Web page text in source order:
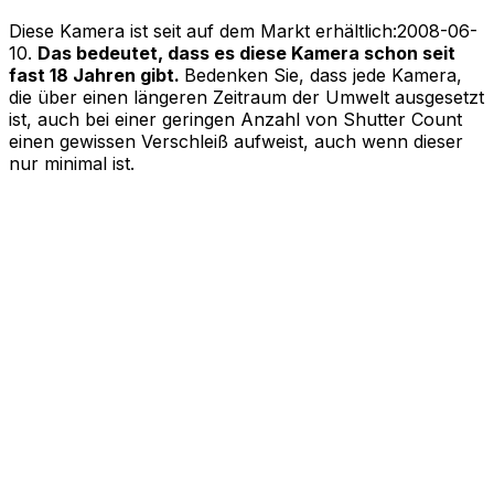
Diese Kamera ist seit auf dem Markt erhältlich:2008-06-
10. Das bedeutet, dass es diese Kamera schon seit
fast 18 Jahren gibt. Bedenken Sie, dass jede Kamera,
die über einen längeren Zeitraum der Umwelt ausgesetzt
ist, auch bei einer geringen Anzahl von Shutter Count
einen gewissen Verschleiß aufweist, auch wenn dieser
nur minimal ist.